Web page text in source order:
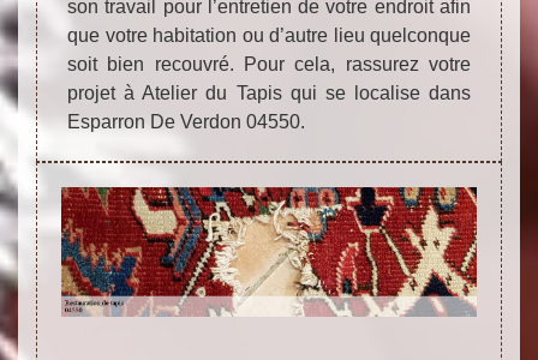
son travail pour l’entretien de votre endroit afin
que votre habitation ou d’autre lieu quelconque
soit bien recouvré. Pour cela, rassurez votre
projet à Atelier du Tapis qui se localise dans
Esparron De Verdon 04550.